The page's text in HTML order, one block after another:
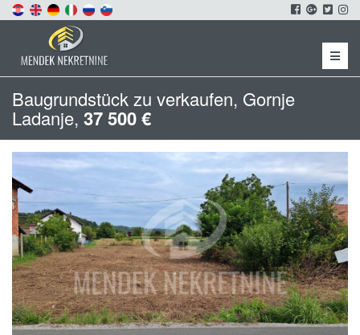
Menu
Baugrundstück zu verkaufen, Gornje
Ladanje, 37 500 €